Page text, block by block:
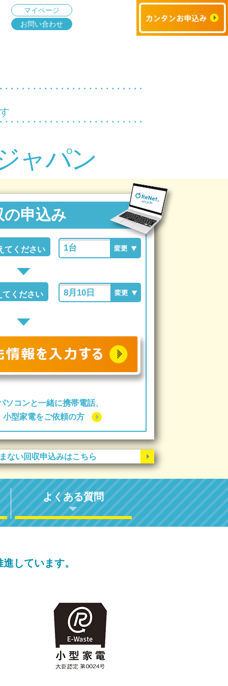
マイページ
お問い合わせ
ャパン
申込み
てください
てください
ソコンと一緒に携帯電話、
小型家電をご依頼の方
ない回収申込みはこちら
よくある質問
しています。